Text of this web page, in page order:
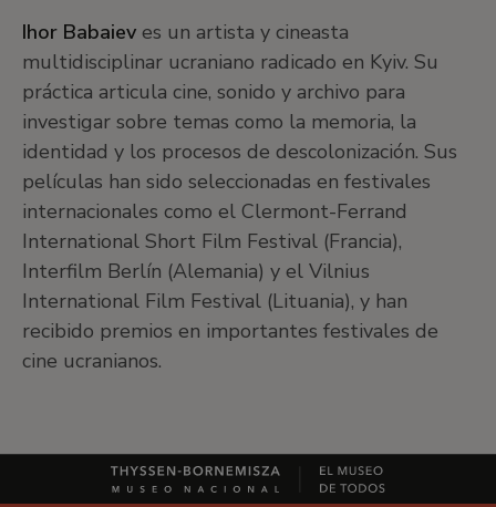
Ihor Babaiev es un artista y cineasta
multidisciplinar ucraniano radicado en Kyiv. Su
práctica articula cine, sonido y archivo para
investigar sobre temas como la memoria, la
identidad y los procesos de descolonización. Sus
películas han sido seleccionadas en festivales
internacionales como el Clermont-Ferrand
International Short Film Festival (Francia),
Interfilm Berlín (Alemania) y el Vilnius
International Film Festival (Lituania), y han
recibido premios en importantes festivales de
cine ucranianos.